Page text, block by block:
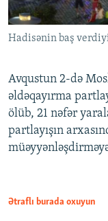
Hadisənin baş
Avqustun 2-də
əldəqayırma
ölüb, 21 nəfər
partlayışın
Ətraflı burada oxuyun